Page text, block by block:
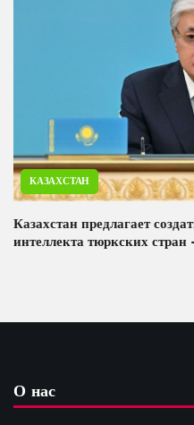
КАЗАХСТАН
Казахстан предлагает
интеллекта тюркских стран
О нас